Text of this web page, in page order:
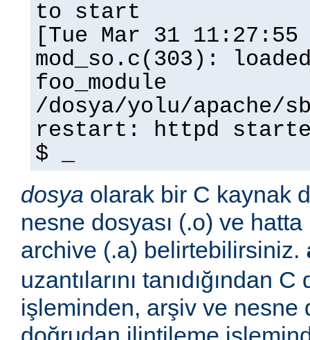
to start
[Tue Mar 31
mod_so.c(303):
foo_module
/dosya/yolu/apache/
restart: httpd
$ _
dosya olarak bir C kaynak
nesne dosyası (.o) ve
archive (.a) belirtebilirsiniz.
uzantılarını tanıdığından
işleminden, arşiv ve nesne